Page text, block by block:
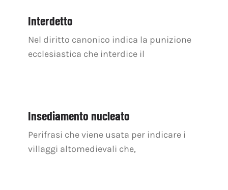
Interdetto
Nel diritto canonico indica la punizione
ecclesiastica che interdice il
Insediamento nucleato
Perifrasi che viene usata per indicare i
villaggi altomedievali che,